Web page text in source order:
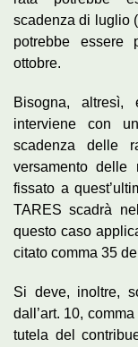
scadenza di luglio
potrebbe essere
ottobre.
Bisogna,
interviene con
scadenza delle
versamento
fissato a
TARES scadrà
questo caso
citato comma 35
Si deve, inoltre,
dall’art. 10,
tutela del